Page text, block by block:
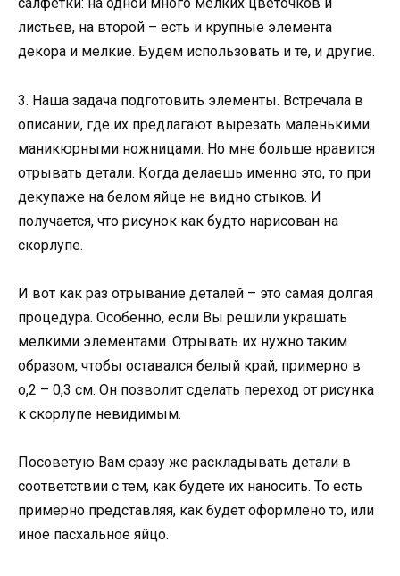
салфетки: на одной много мелких цветочков и
листьев, на второй – есть и крупные элемента
декора и мелкие. Будем использовать и те, и другие.
3. Наша задача подготовить элементы. Встречала в
описании, где их предлагают вырезать маленькими
маникюрными ножницами. Но мне больше нравится
отрывать детали. Когда делаешь именно это, то при
декупаже на белом яйце не видно стыков. И
получается, что рисунок как будто нарисован на
скорлупе.
И вот как раз отрывание деталей – это самая долгая
процедура. Особенно, если Вы решили украшать
мелкими элементами. Отрывать их нужно таким
образом, чтобы оставался белый край, примерно в
о,2 – 0,3 см. Он позволит сделать переход от рисунка
к скорлупе невидимым.
Посоветую Вам сразу же раскладывать детали в
соответствии с тем, как будете их наносить. То есть
примерно представляя, как будет оформлено то, или
иное пасхальное яйцо.